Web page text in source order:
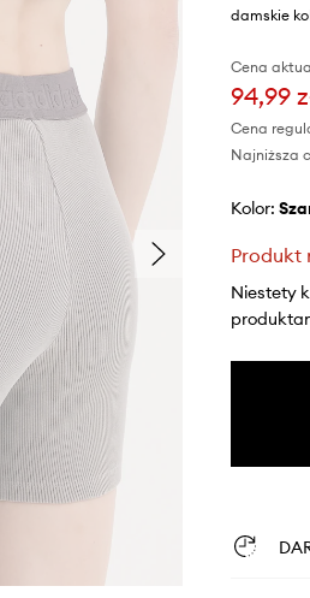
damskie
Cena
94,99
Cena
Najniższa
Kolor:
Produkt
Niestety